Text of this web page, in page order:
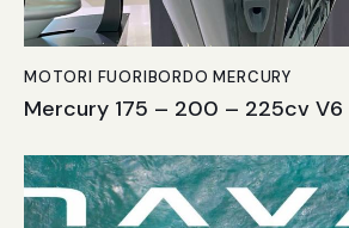
MOTORI FUORIBORDO MERCURY
Mercury 175 – 200 – 225cv V6